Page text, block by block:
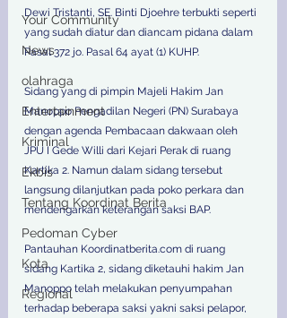
Your Community
News
olahraga
Entertainment
Kriminal
Ekbis
Tentang Koordinat Berita
Pedoman Cyber
Kota
Regional
Dewi Tristanti, SE. Binti Djoehre terbukti seperti
yang sudah diatur dan diancam pidana dalam
Pasal 372 jo. Pasal 64 ayat (1) KUHP.
Sidang yang di pimpin Majeli Hakim Jan
Manoppo Pengadilan Negeri (PN) Surabaya
dengan agenda Pembacaan dakwaan oleh
JPU I Gede Willi dari Kejari Perak di ruang
Kartika 2. Namun dalam sidang tersebut
langsung dilanjutkan pada poko perkara dan
mendengarkan keterangan saksi BAP.
Pantauhan Koordinatberita.com di ruang
sidang Kartika 2, sidang diketauhi hakim Jan
Manoppo telah melakukan penyumpahan
terhadap beberapa saksi yakni saksi pelapor,